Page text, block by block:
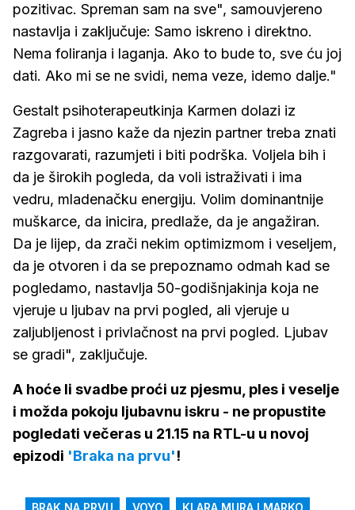
pozitivac. Spreman sam na sve", samouvjereno
nastavlja i zaključuje: Samo iskreno i direktno.
Nema foliranja i laganja. Ako to bude to, sve ću joj
dati. Ako mi se ne svidi, nema veze, idemo dalje."
Gestalt psihoterapeutkinja Karmen dolazi iz
Zagreba i jasno kaže da njezin partner treba znati
razgovarati, razumjeti i biti podrška. Voljela bih i
da je širokih pogleda, da voli istraživati i ima
vedru, mladenačku energiju. Volim dominantnije
muškarce, da inicira, predlaže, da je angažiran.
Da je lijep, da zrači nekim optimizmom i veseljem,
da je otvoren i da se prepoznamo odmah kad se
pogledamo, nastavlja 50-godišnjakinja koja ne
vjeruje u ljubav na prvi pogled, ali vjeruje u
zaljubljenost i privlačnost na prvi pogled. Ljubav
se gradi", zaključuje.
A hoće li svadbe proći uz pjesmu, ples i veselje
i možda pokoju ljubavnu iskru - ne propustite
pogledati večeras u 21.15 na RTL-u u novoj
epizodi 'Braka na prvu'!
BRAK NA PRVU VOYO KLARA MURA I MARKO